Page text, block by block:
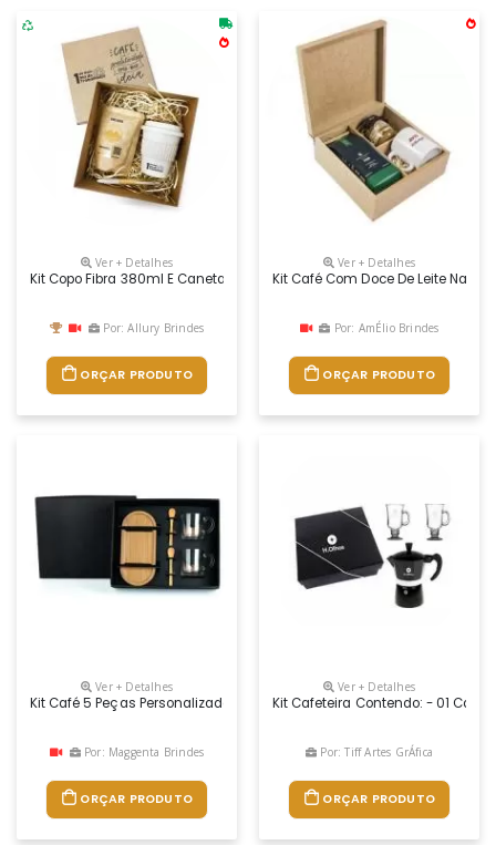
Ver + Detalhes
Kit Copo Fibra 380ml E Caneta Eco Bambu E Fibra + Café 100%
Por: Allury Brindes
ORÇAR PRODUTO
Ver + Detalhes
Kit Café Com Doce De Leite Na
Por: AmÉlio Brindes
ORÇAR PRODUTO
Ver + Detalhes
Kit Café 5 Peças Personalizadas
Por: Maggenta Brindes
ORÇAR PRODUTO
Ver + Detalhes
Kit Cafeteira Contendo: - 01
Por: Tiff Artes GrÁfica
ORÇAR PRODUTO